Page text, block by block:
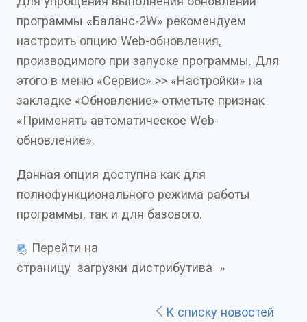
программы «Баланс-2W» рекомендуем
настроить опцию Web-обновления,
производимого при запуске программы. Для
этого в меню «Сервис» >> «Настройки» на
закладке «Обновление» отметьте признак
«Применять автоматическое Web-
обновление».
Данная опция доступна как для
полнофункционального режима работы
программы, так и для базового.
Перейти на
страницу загрузки дистрибутива »
К списку новостей